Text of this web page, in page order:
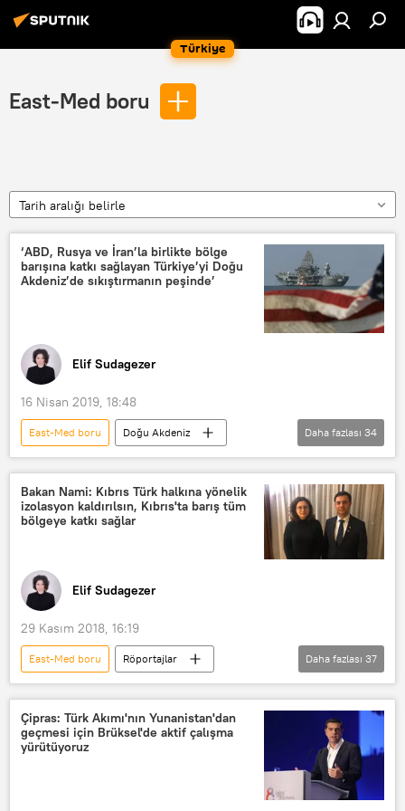
Türkiye
East-Med boru
Tarih aralığı belirle
‘ABD, Rusya ve İran’la birlikte bölge
barışına katkı sağlayan Türkiye’yi Doğu
Akdeniz’de sıkıştırmanın peşinde’
Elif Sudagezer
16 Nisan 2019, 18:48
East-Med boru
Doğu Akdeniz
GÖRÜŞ
DÜNYA
Türkiye
Haberler
TÜRKİYE
Rusya
Güney Kıbrıs
Yunanistan
Batı
İsrail
Mısır
İngiltere
Ürdün
Ahmet Gencehan Babiş
Rafet Aslantaş
Bob Menendez
Marco Rubio
ABD Senatosu
TÜRKSAM
ANKA Enstitüsü
işbirliği
Daha fazlası 34
Bakan Nami: Kıbrıs Türk halkına yönelik
izolasyon kaldırılsın, Kıbrıs'ta barış tüm
bölgeye katkı sağlar
Elif Sudagezer
29 Kasım 2018, 16:19
East-Med boru
Röportajlar
Doğu Akdeniz
GÖRÜŞ
DÜNYA
Haberler
ABD
TÜRKİYE
Suriye
Kıbrıs
Daha fazlası 37
Çipras: Türk Akımı'nın Yunanistan'dan
geçmesi için Brüksel'de aktif çalışma
yürütüyoruz